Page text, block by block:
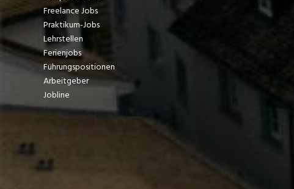
Freelance Jobs
Praktikum-Jobs
Lehrstellen
Ferienjobs
Führungspositionen
Arbeitgeber
Jobline